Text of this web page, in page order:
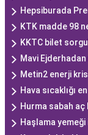
Hepsiburada
KTK madde 98
KKTC bilet
Mavi
Metin2 enerji
Hava sıcaklığı
Hurma sabah aç
Haşlama yemeği